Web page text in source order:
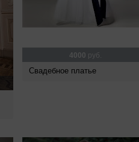
4000 руб.
Свадебное платье